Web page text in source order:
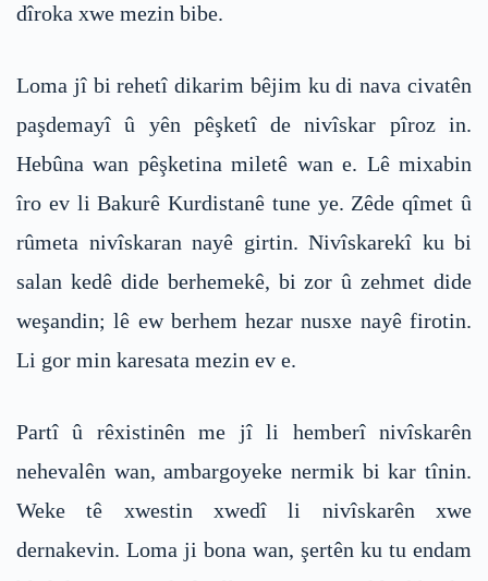
dîroka xwe mezin bibe.
Loma jî bi rehetî dikarim bêjim ku di nava civatên
paşdemayî û yên pêşketî de nivîskar pîroz in.
Hebûna wan pêşketina miletê wan e. Lê mixabin
îro ev li Bakurê Kurdistanê tune ye. Zêde qîmet û
rûmeta nivîskaran nayê girtin. Nivîskarekî ku bi
salan kedê dide berhemekê, bi zor û zehmet dide
weşandin; lê ew berhem hezar nusxe nayê firotin.
Li gor min karesata mezin ev e.
Partî û rêxistinên me jî li hemberî nivîskarên
nehevalên wan, ambargoyeke nermik bi kar tînin.
Weke tê xwestin xwedî li nivîskarên xwe
dernakevin. Loma ji bona wan, şertên ku tu endam